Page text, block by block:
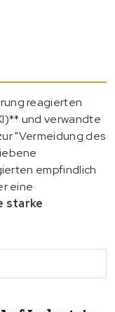
reagierten
und verwandte
"Vermeidung des
empfindlich
eine
starke